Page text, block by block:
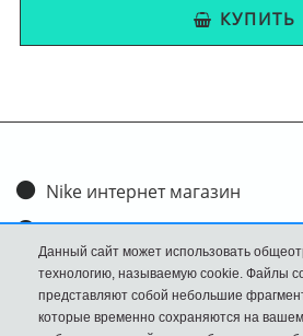
КУПИТЬ
Nike интернет магазин
Доставка и оплата
Обмен и возврат
Размеры
Данный сайт может использовать
технологию, называемую cookie. Файлы
представляют собой небольшие
которые временно сохраняются на